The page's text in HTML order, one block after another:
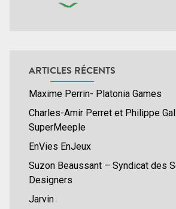
ARTICLES RÉCENTS
Maxime Perrin- Platonia Games
Charles-Amir Perret et Philippe
SuperMeeple
EnVies EnJeux
Suzon Beaussant – Syndicat des
Designers
Jarvin